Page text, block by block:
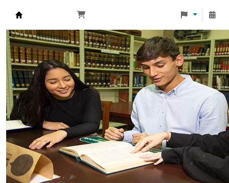
Biblioteca Universidad Monteávila